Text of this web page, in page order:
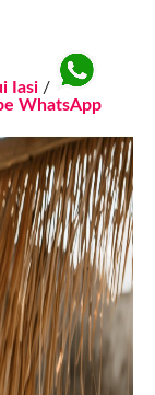
Iasi/
WhatsApp